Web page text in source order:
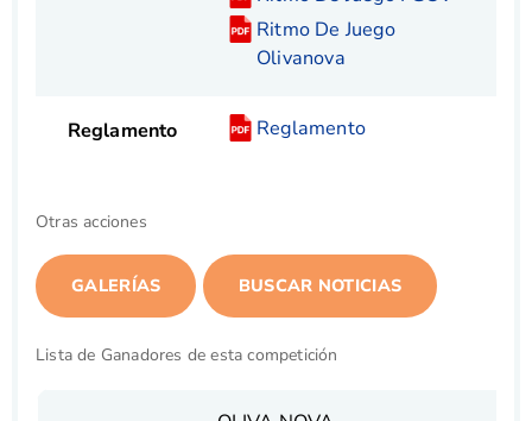
Ritmo De Juego
Olivanova
Reglamento Reglamento
Otras acciones
Lista de Ganadores de esta competición